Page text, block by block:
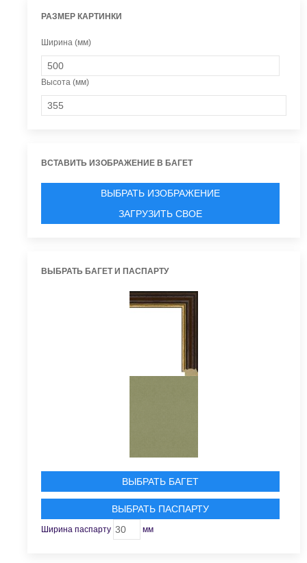
РАЗМЕР КАРТИНКИ
Ширина (мм)
Высота (мм)
ВСТАВИТЬ ИЗОБРАЖЕНИЕ В БАГЕТ
ВЫБРАТЬ ИЗОБРАЖЕНИЕ
ЗАГРУЗИТЬ СВОЕ
ВЫБРАТЬ БАГЕТ И ПАСПАРТУ
ВЫБРАТЬ БАГЕТ
ВЫБРАТЬ ПАСПАРТУ
Ширина паспарту мм